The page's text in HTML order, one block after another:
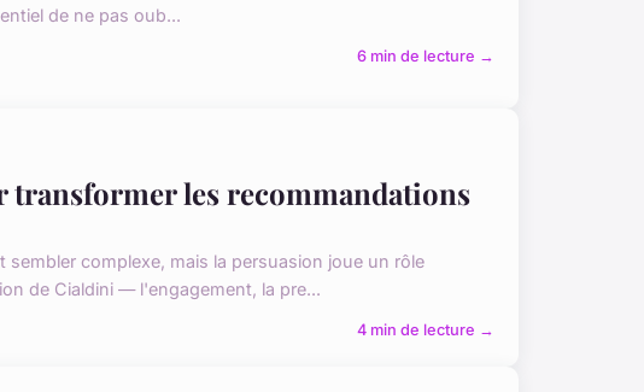
de ne pas oub...
6 min de lecture →
les recommandations
complexe, mais la persuasion joue un rôle
de Cialdini — l'engagement, la pre...
4 min de lecture →